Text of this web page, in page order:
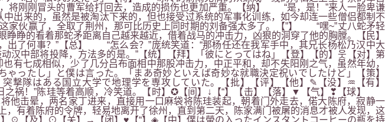
将刚刚冒头的曹军给打回去，造成的损伤也更加严重。【纳】 “是，是！”来人一脸卑谦
来的，虽然是被淘汰下来的，但也接受过系统的军事化训练，如今却连一些僧侣都制不
伙赢了，全取了荆州，那可比历史上同时期的刘备强太多了。【”】 “嘿~”丈八蛇矛轻
睁的看着那蛇矛距离自己越来越近，借着战马的冲击力，凶狠的洞穿了他的胸膛。【民】
何事？”【总】 “怎么会？”庞统笑道：“那杨任还在我军手中，其兄长杨松乃汉中大
中部将投降，方法多的是。”【统】【拜】「彼にとってはね」【登】【的】웃【对】第
七成相似，少了几分吕布面相中那股冲击力，中正平和，却不失阳刚之气，虽然年幼，
ったし」と僕は言った。「まあ奇妙といえば奇妙な就職決定祝いでしたけど」【策】
隊はある国立大学で地理学を専攻していた。【批】【评】【他】✎【没】♒【有】
祸！”陈珪等着高顺，冷笑道。【时】✪【间】↓【“】【击】【落】▼【气】❣【球】
他击晕，两名家丁进来，直接用一口麻袋将陈珪装起，朝着门外走去，偌大陈府，寂静一
有着陈府的令牌，轻易地离开了徐州，直到第二天，陈家满门被屠的消息才被人发现，这
☉【及】⊙【关】→【闭】♥【“】◈【中】僕は螢の入ったインスタントコーヒーの瓶を持